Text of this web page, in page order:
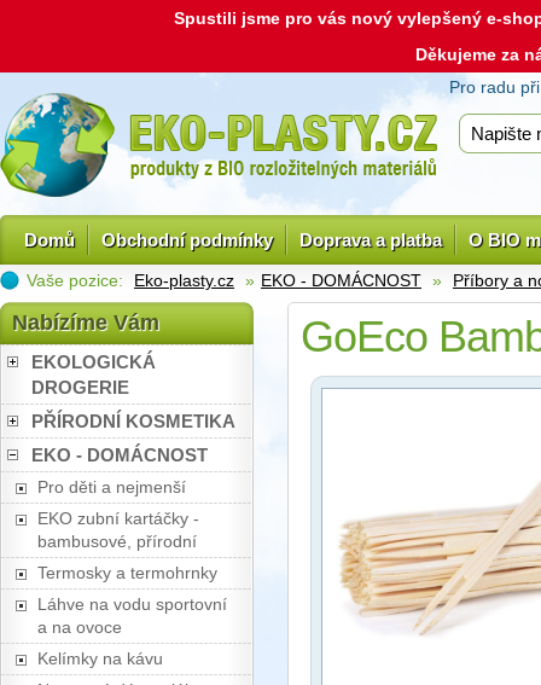
Spustili jsme pro vás nový vylepšený e-
Děkujeme za
Pro radu
Domů Obchodní podmínky Doprava a platba O BIO
Vaše pozice: Eko-plasty.cz » EKO - DOMÁCNOST » Příbory a
Nabízíme Vám
EKOLOGICKÁ
DROGERIE
PŘÍRODNÍ KOSMETIKA
EKO - DOMÁCNOST
Pro děti a nejmenší
EKO zubní kartáčky -
bambusové, přírodní
Termosky a termohrnky
Láhve na vodu sportovní
a na ovoce
Kelímky na kávu
GoEco